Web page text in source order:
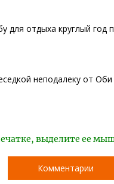
для отдыха круглый год
неподалеку от
выделите ее
Комментарии